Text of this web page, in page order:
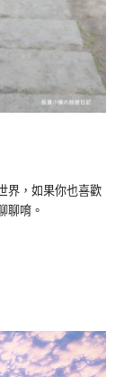
界，如果你也喜歡
聊唷。